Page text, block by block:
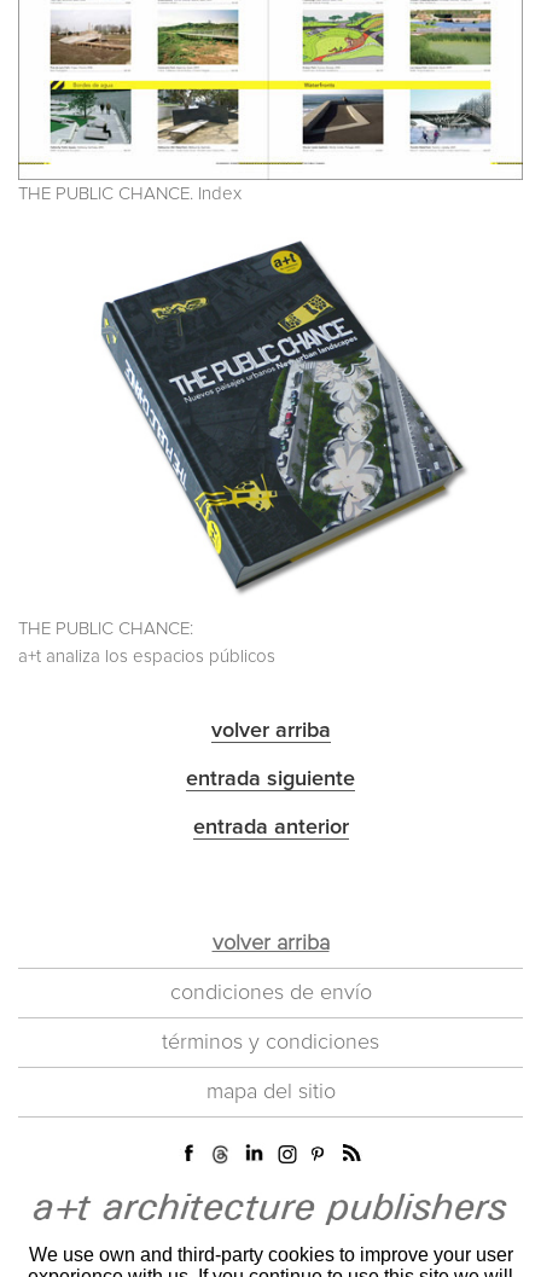
THE PUBLIC CHANCE. Index
THE PUBLIC CHANCE:
a+t analiza los espacios públicos
volver arriba
entrada siguiente
entrada anterior
volver arriba
condiciones de envío
términos y condiciones
mapa del sitio
We use own and third-party cookies to improve your user